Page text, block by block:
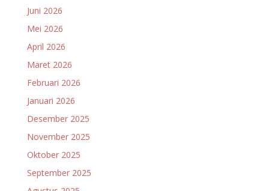
Juni 2026
Mei 2026
April 2026
Maret 2026
Februari 2026
Januari 2026
Desember 2025
November 2025
Oktober 2025
September 2025